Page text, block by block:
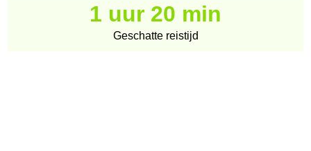
1 uur 20 min
Geschatte reistijd